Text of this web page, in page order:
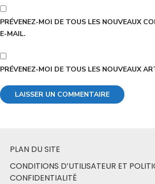
PRÉVENEZ-MOI DE TOUS LES NOUVEAUX
E-MAIL.
PRÉVENEZ-MOI DE TOUS LES NOUVEAUX
PLAN DU SITE
CONDITIONS D’UTILISATEUR ET
CONFIDENTIALITÉ